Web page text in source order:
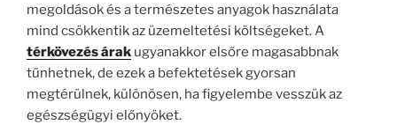
megoldások és a természetes anyagok használata
mind csökkentik az üzemeltetési költségeket. A
térkövezés árak ugyanakkor elsőre magasabbnak
tűnhetnek, de ezek a befektetések gyorsan
megtérülnek, különösen, ha figyelembe vesszük az
egészségügyi előnyöket.